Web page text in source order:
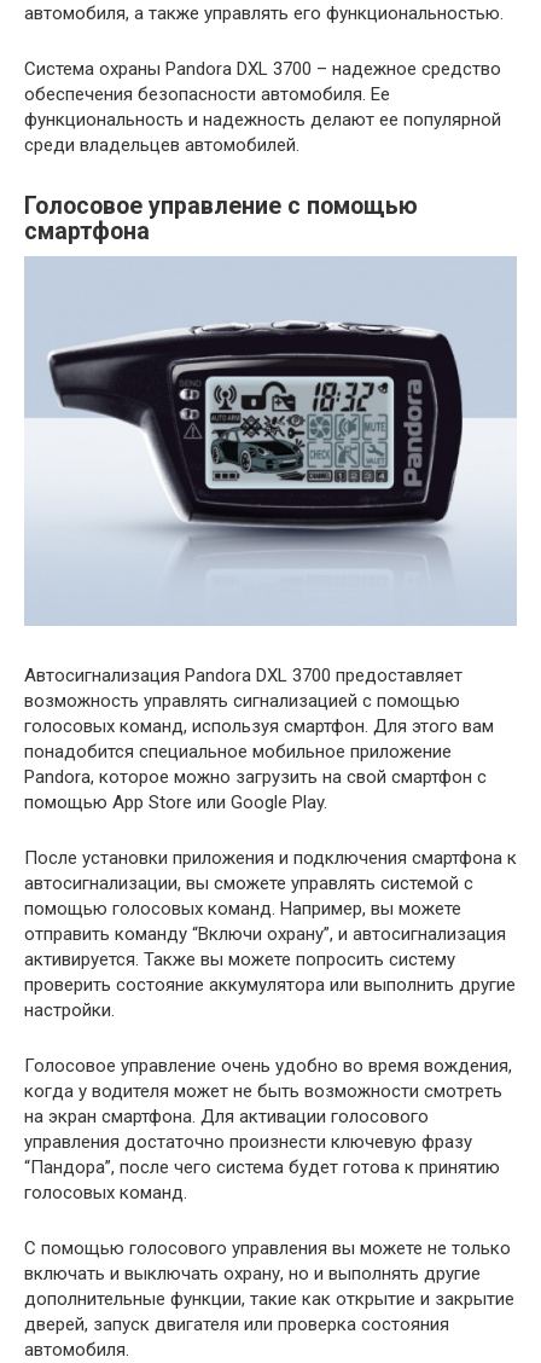
автомобиля, а также управлять его функциональностью.
Система охраны Pandora DXL 3700 – надежное средство
обеспечения безопасности автомобиля. Ее
функциональность и надежность делают ее популярной
среди владельцев автомобилей.
Голосовое управление с помощью
смартфона
Автосигнализация Pandora DXL 3700 предоставляет
возможность управлять сигнализацией с помощью
голосовых команд, используя смартфон. Для этого вам
понадобится специальное мобильное приложение
Pandora, которое можно загрузить на свой смартфон с
помощью App Store или Google Play.
После установки приложения и подключения смартфона к
автосигнализации, вы сможете управлять системой с
помощью голосовых команд. Например, вы можете
отправить команду “Включи охрану”, и автосигнализация
активируется. Также вы можете попросить систему
проверить состояние аккумулятора или выполнить другие
настройки.
Голосовое управление очень удобно во время вождения,
когда у водителя может не быть возможности смотреть
на экран смартфона. Для активации голосового
управления достаточно произнести ключевую фразу
“Пандора”, после чего система будет готова к принятию
голосовых команд.
С помощью голосового управления вы можете не только
включать и выключать охрану, но и выполнять другие
дополнительные функции, такие как открытие и закрытие
дверей, запуск двигателя или проверка состояния
автомобиля.